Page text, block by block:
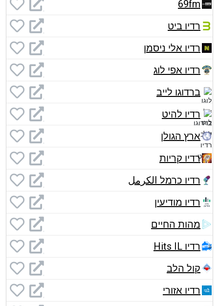
69fm
רדיו ביט
רדיו אלי ניסמן
רדיו אפי לוג
ברדוגו לייב
רדיו להיט
ארץ הגולן
רדיו קריות
רדיו כרמל الكرمل
רדיו מודיעין
מהות החיים
רדיו Hits IL
קול הלב
רדיו אזורי